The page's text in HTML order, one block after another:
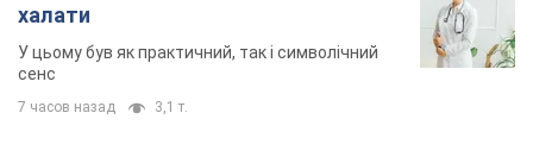
халати
У цьому був як практичний, так і символічний
сенс
7 часов назад 3,1 т.